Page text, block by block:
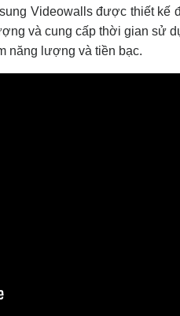
Videowalls được thiết
và cung cấp thời gian sử
năng lượng và tiền bạc.